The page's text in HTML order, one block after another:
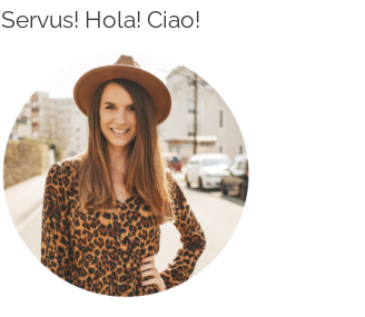
Servus! Hola! Ciao!